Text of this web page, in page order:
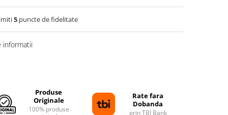
5 puncte de fidelitate
informatii
Produse
Originale
100% produse
Rate fara
Dobanda
prin TBI Bank